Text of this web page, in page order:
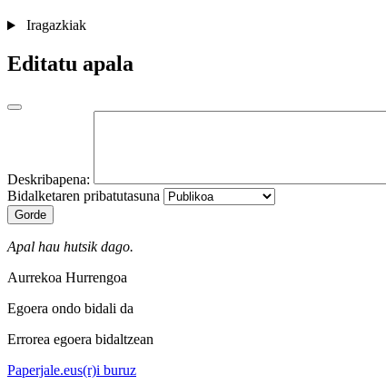
Iragazkiak
Editatu apala
Deskribapena:
Bidalketaren pribatutasuna
Gorde
Apal hau hutsik dago.
Aurrekoa Hurrengoa
Egoera ondo bidali da
Errorea egoera bidaltzean
Paperjale.eus(r)i buruz